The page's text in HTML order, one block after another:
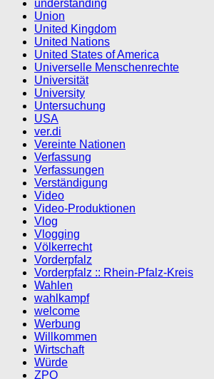
understanding
Union
United Kingdom
United Nations
United States of America
Universelle Menschenrechte
Universität
University
Untersuchung
USA
ver.di
Vereinte Nationen
Verfassung
Verfassungen
Verständigung
Video
Video-Produktionen
Vlog
Vlogging
Völkerrecht
Vorderpfalz
Vorderpfalz :: Rhein-Pfalz-Kreis
Wahlen
wahlkampf
welcome
Werbung
Willkommen
Wirtschaft
Würde
ZPO